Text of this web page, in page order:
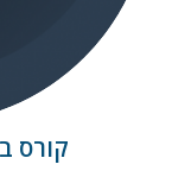
קורס